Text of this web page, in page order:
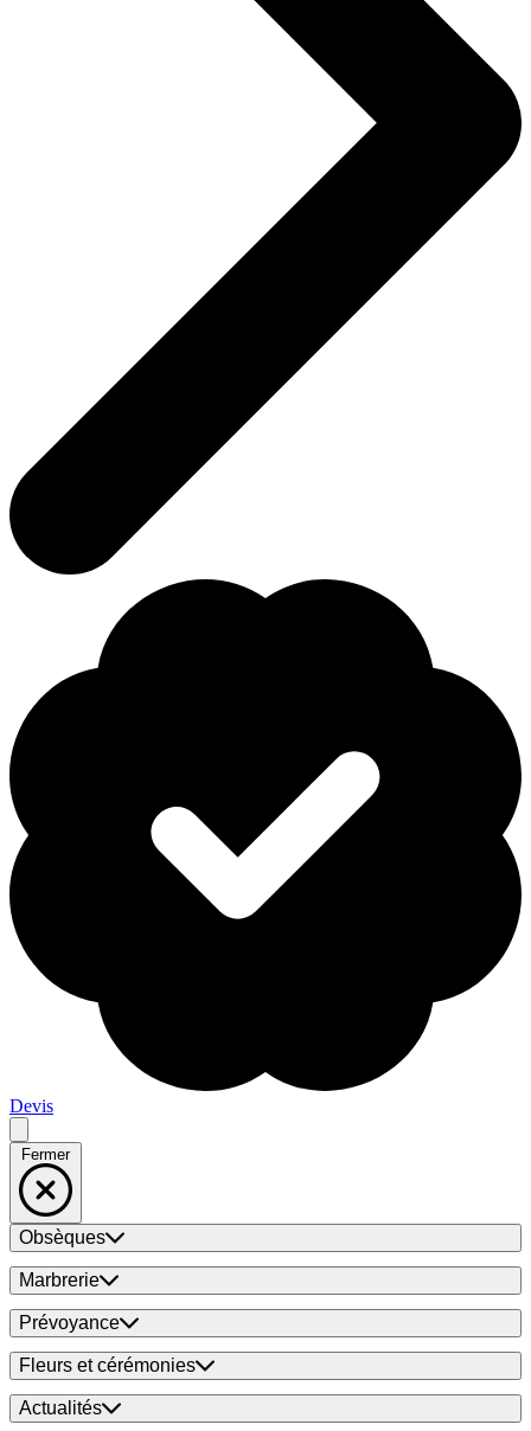
Devis
Fermer
Obsèques
Marbrerie
Prévoyance
Fleurs et cérémonies
Actualités